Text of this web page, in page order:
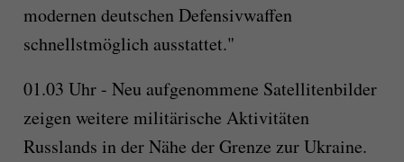
modernen deutschen Defensivwaffen
schnellstmöglich ausstattet."
01.03 Uhr - Neu aufgenommene Satellitenbilder
zeigen weitere militärische Aktivitäten
Russlands in der Nähe der Grenze zur Ukraine.